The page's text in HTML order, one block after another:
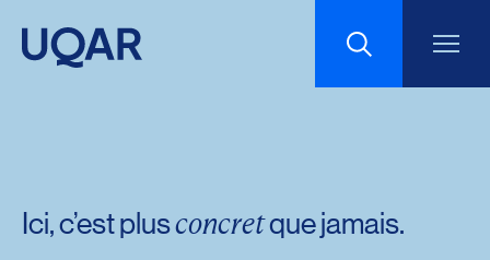
Retour
à l'élément précédent
Universités d'été
Frais de scolarité
Ici, c’est plusconcretque jamais.